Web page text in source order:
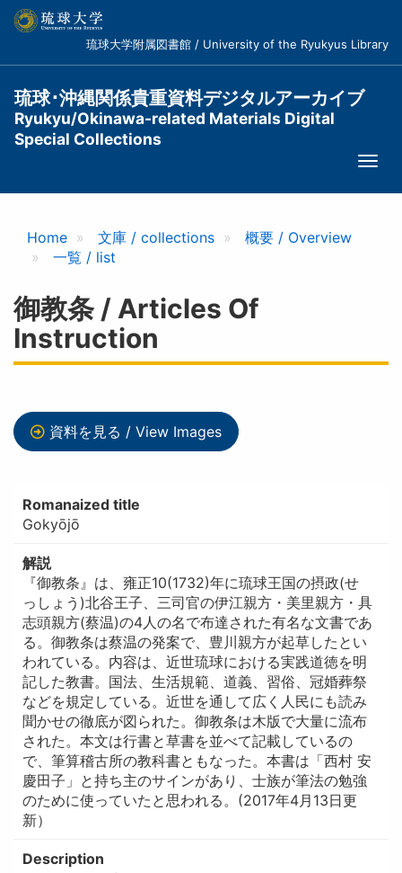
コ
琉球大学附属図書館 / University of the Ryukyus Library
琉球･沖縄関係貴重資料デジタルアーカイブ
Ryukyu/Okinawa-related Materials Digital
Special Collections
Home 文庫 / collections
概要 / Overview
一覧 / list
御教条 / Articles Of
Instruction
資料を見る / View Images
Romanaized title
Gokyōjō
解説
『御教条』は、雍正10(1732)年に琉球王国の摂政(せ
っしょう)北谷王子、三司官の伊江親方・美里親方・具
志頭親方(蔡温)の4人の名で布達された有名な文書であ
る。御教条は蔡温の発案で、豊川親方が起草したとい
われている。内容は、近世琉球における実践道徳を明
記した教書。国法、生活規範、道義、習俗、冠婚葬祭
などを規定している。近世を通して広く人民にも読み
聞かせの徹底が図られた。御教条は木版で大量に流布
された。本文は行書と草書を並べて記載しているの
で、筆算稽古所の教科書ともなった。本書は「西村 安
慶田子」と持ち主のサインがあり、士族が筆法の勉強
のために使っていたと思われる。(2017年4月13日更
新）
Description